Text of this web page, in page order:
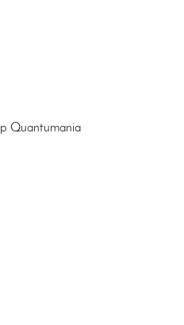
Quantumania